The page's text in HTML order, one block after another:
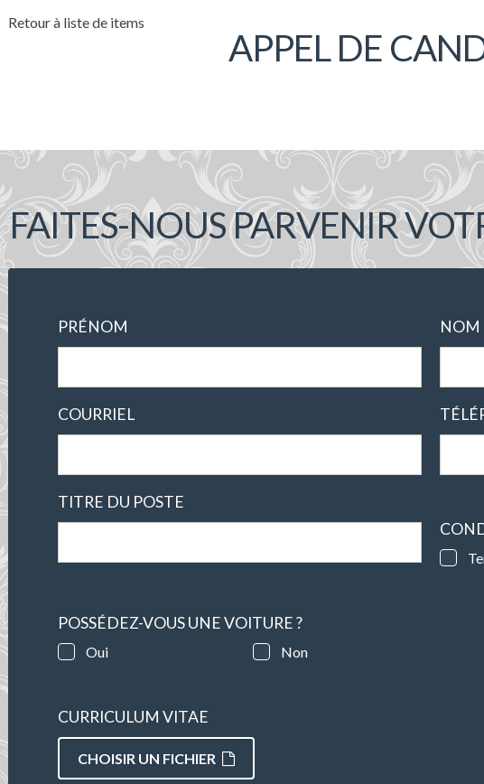
Retour à liste de items
APPEL DE
FAITES-NOUS PARVENIR
PRÉNOM NOM
COURRIEL
TITRE DU POSTE
POSSÉDEZ-VOUS UNE VOITURE ?
Oui Non
CURRICULUM VITAE
CHOISIR UN FICHIER